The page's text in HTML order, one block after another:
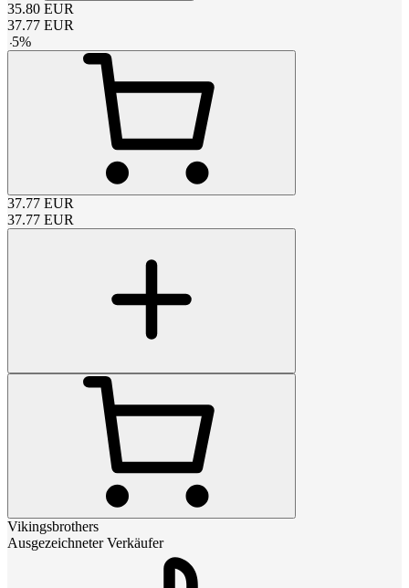
35.80 EUR
37.77 EUR
-5%
37.77 EUR
37.77 EUR
Vikingsbrothers
Ausgezeichneter Verkäufer